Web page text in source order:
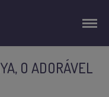
O ADORÁVEL